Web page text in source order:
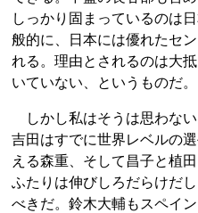
しっかり固まっているのは
般的に、日本には優れたセ
れる。理由とされるのは大
いていない、というものだ。
しかし私はそうは思わな
吉田はすでに世界レベルの
える森重、そして昌子と植
ふたりは伸びしろだらけだ
べきだ。鈴木大輔もスペイ